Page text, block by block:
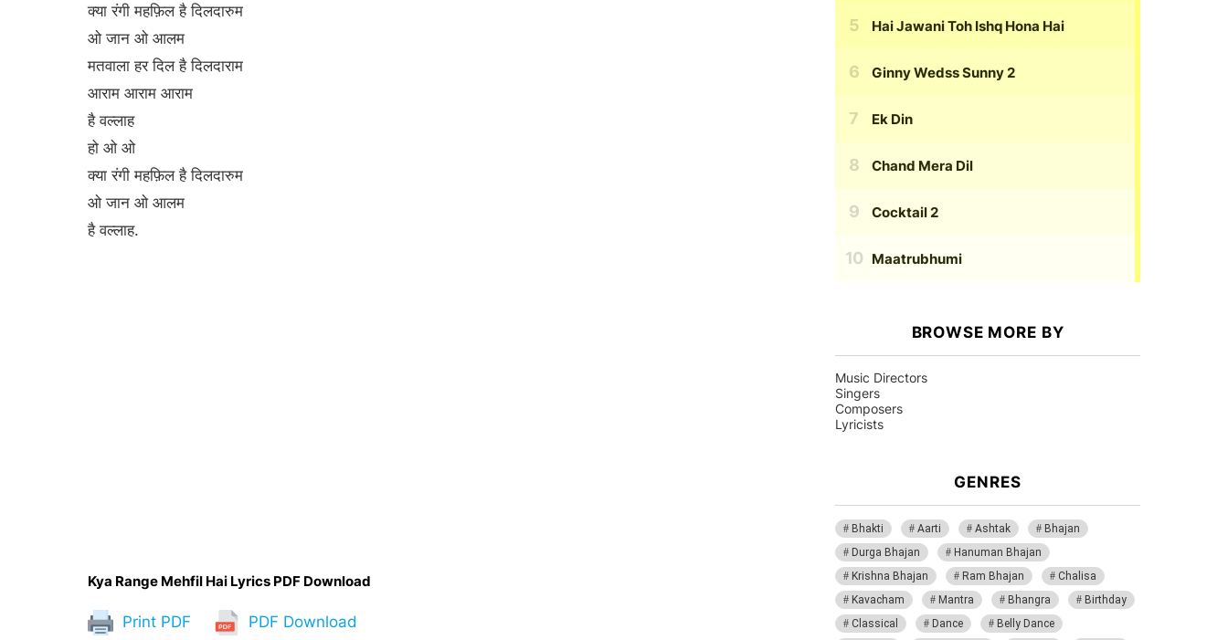
क्या रंगी महफ़िल है दिलदारुम
ओ जान ओ आलम
मतवाला हर दिल है दिलदाराम
आराम आराम आराम
है वल्लाह
हो ओ ओ
क्या रंगी महफ़िल है दिलदारुम
ओ जान ओ आलम
है वल्लाह.
Kya Range Mehfil Hai Lyrics PDF Download
Print PDF PDF Download
Hai Jawani Toh Ishq Hona Hai
Ginny Wedss Sunny 2
Ek Din
Chand Mera Dil
Cocktail 2
Maatrubhumi
BROWSE MORE BY
Music Directors
Singers
Composers
Lyricists
GENRES
Bhakti Aarti Ashtak
Bhajan
Durga Bhajan
Hanuman Bhajan
Krishna Bhajan
Ram Bhajan
Chalisa
Kavacham
Mantra Bhangra
Birthday
Classical
Dance Belly Dance